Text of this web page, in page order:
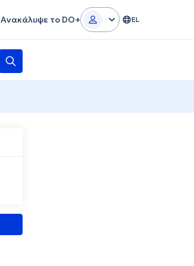
Ανακάλυψε το DO+ EL